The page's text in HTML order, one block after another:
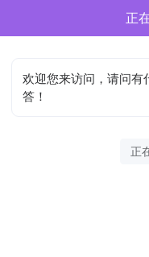
正
欢迎您来访问，请问有
答！
正